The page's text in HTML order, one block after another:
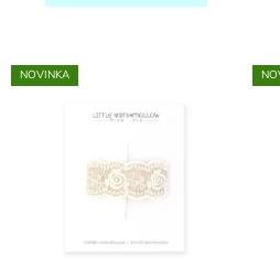
NOVINKA